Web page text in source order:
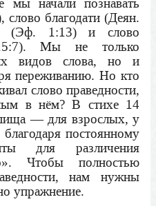
благодати (Деян.
(Эф. 1:13) и слово
Мы не только
видов слова, но и
переживанию. Но кто
слово праведности,
в нём? В стихе 14
— для взрослых, у
постоянному
для различения
Чтобы полностью
нам нужны
упражнение.